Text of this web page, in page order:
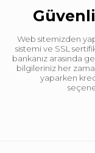
Web sitemizden
sistemi ve SSL
bankanız arasında
bilgileriniz her
yaparken